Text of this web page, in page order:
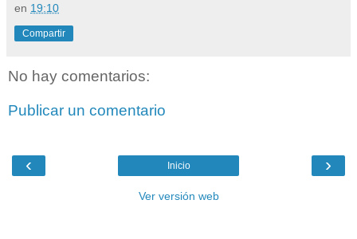
en 19:10
Compartir
No hay comentarios:
Publicar un comentario
‹ ›
Inicio
Ver versión web